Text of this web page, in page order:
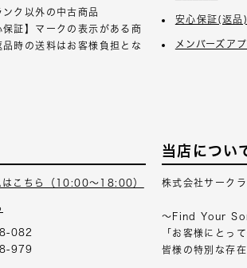
ク以外の中古商品
証】マークの表示がある商
時の送料はお客様負担とな
安心保証(返品)
メンバーズアプ
はこちら（10:00～18:00）
082
979
当店につい
株式会社サーク
～Find Your
「お客様にとっ
皆様の特別な存